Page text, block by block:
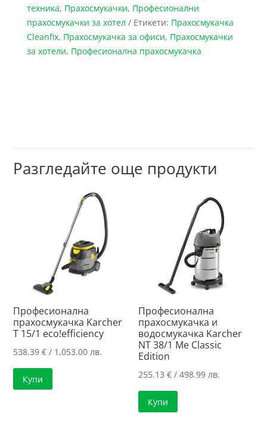
техника, Прахосмукачки, Професионални
прахосмукачки за хотел
Етикети: Прахосмукачка
Cleanfix, Прахосмукачка за офиси, Прахосмукачки
за хотели, Професионална прахосмукачка
Разгледайте още продукти
Професионална
прахосмукачка Karcher
T 15/1 eco!efficiency
538.39€ / 1,053.00 лв.
Купи
Професионална
прахосмукачка и
водосмукачка Karcher
NT 38/1 Me Classic
Edition
255.13€ / 498.99 лв.
Купи